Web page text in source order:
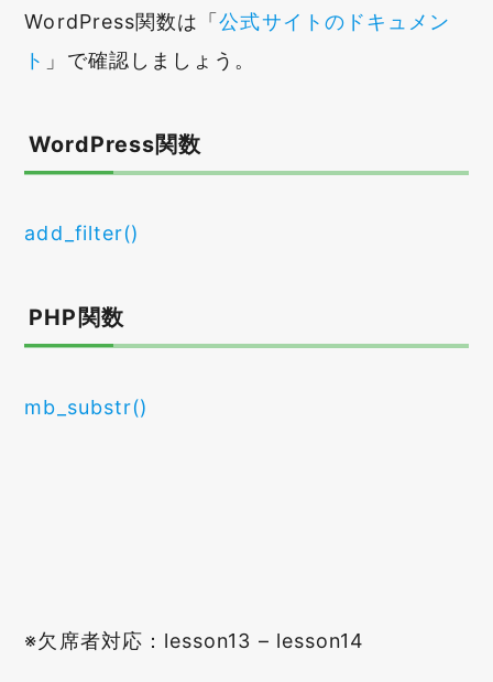
WordPress関数は「公式サイトのドキュメン
ト 」で確認しましょう。
WordPress関数
add_filter()
PHP関数
mb_substr()
※欠席者対応：lesson13 – lesson14